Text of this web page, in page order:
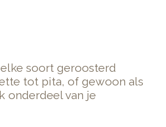
soort geroosterd
tot pita, of gewoon als
onderdeel van je